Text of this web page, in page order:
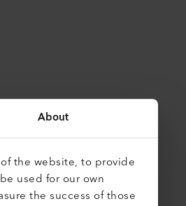
About
the website, to provide
used for our own
the success of those